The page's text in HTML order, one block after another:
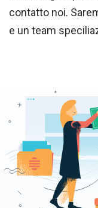
contatto noi.
e un team